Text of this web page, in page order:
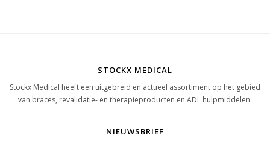
STOCKX MEDICAL
Stockx Medical heeft een uitgebreid en actueel assortiment op het gebied
van braces, revalidatie- en therapieproducten en ADL hulpmiddelen.
NIEUWSBRIEF